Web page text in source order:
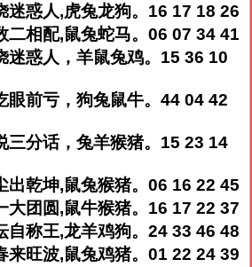
迷惑人,虎兔龙狗。16 17 18 26
二相配,鼠兔蛇马。06 07 34 41
迷惑人，羊鼠兔鸡。15 36 10
眼前亏，狗兔鼠牛。44 04 42
三分话，兔羊猴猪。15 23 14
出乾坤,鼠兔猴猪。06 16 22 45
大团圆,鼠牛猴猪。16 17 22 37
自称王,龙羊鸡狗。24 33 46 48
来旺波,鼠兔鸡猪。01 22 24 39